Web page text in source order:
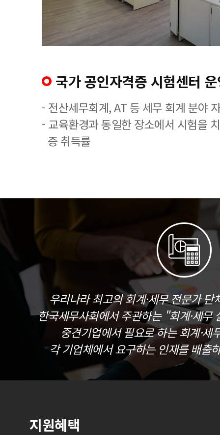
국가 공인자격증 시험센터
- 전산세무회계, AT 등 세무 회계 분야
- 교육환경과 동일한 장소에서 시험을
증 취득률
우리나라 최고의 회계·세무 전문가
한국세무사회에서 주관하는 "회계·세무
중견기업에서 필요로 하는 회계·세
각 기업체에서 요구하는 인재를 배출
지원혜택